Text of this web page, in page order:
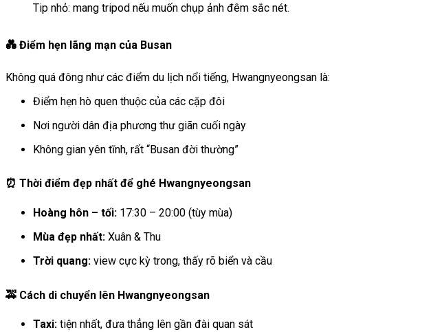
Tip nhỏ: mang tripod nếu muốn chụp ảnh đêm sắc nét.
💑 Điểm hẹn lãng mạn của Busan
Không quá đông như các điểm du lịch nổi tiếng, Hwangnyeongsan là:
Điểm hẹn hò quen thuộc của các cặp đôi
Nơi người dân địa phương thư giãn cuối ngày
Không gian yên tĩnh, rất “Busan đời thường”
⏰ Thời điểm đẹp nhất để ghé Hwangnyeongsan
Hoàng hôn – tối: 17:30 – 20:00 (tùy mùa)
Mùa đẹp nhất: Xuân & Thu
Trời quang: view cực kỳ trong, thấy rõ biển và cầu
🚕 Cách di chuyển lên Hwangnyeongsan
Taxi: tiện nhất, đưa thẳng lên gần đài quan sát